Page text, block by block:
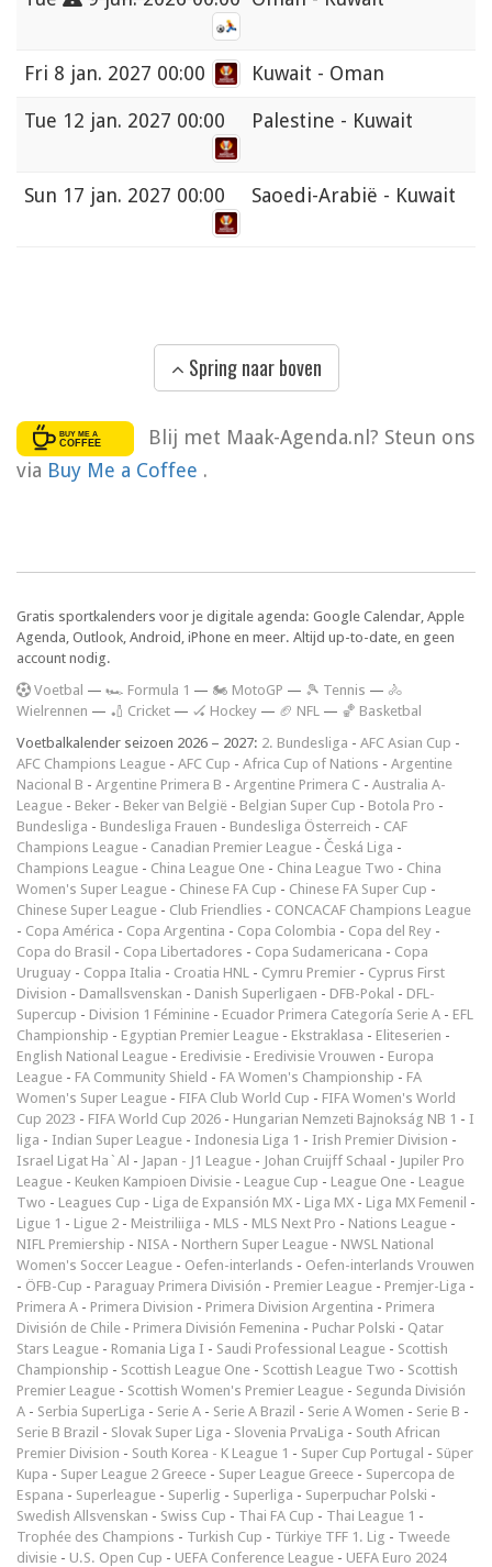
Fri 8 jan. 2027 00:00 Kuwait - Oman
Tue 12 jan. 2027 00:00 Palestine - Kuwait
Sun 17 jan. 2027 00:00 Saoedi-Arabië - Kuwait
Spring naar boven
Blij met Maak-Agenda.nl? Steun ons
via Buy Me a Coffee .
Gratis sportkalenders voor je digitale agenda: Google Calendar, Apple
Agenda, Outlook, Android, iPhone en meer. Altijd up-to-date, en geen
account nodig.
Voetbal — 🏎️ Formula 1 — 🏍 MotoGP — 🎾 Tennis — 🚴
Wielrennen — 🏏 Cricket — 🏑 Hockey — 🏈 NFL — 🏀 Basketbal
Voetbalkalender seizoen 2026 – 2027: 2. Bundesliga - AFC Asian Cup -
AFC Champions League - AFC Cup - Africa Cup of Nations - Argentine
Nacional B - Argentine Primera B - Argentine Primera C - Australia A-
League - Beker - Beker van België - Belgian Super Cup - Botola Pro -
Bundesliga - Bundesliga Frauen - Bundesliga Österreich - CAF
Champions League - Canadian Premier League - Česká Liga -
Champions League - China League One - China League Two - China
Women's Super League - Chinese FA Cup - Chinese FA Super Cup -
Chinese Super League - Club Friendlies - CONCACAF Champions League
- Copa América - Copa Argentina - Copa Colombia - Copa del Rey -
Copa do Brasil - Copa Libertadores - Copa Sudamericana - Copa
Uruguay - Coppa Italia - Croatia HNL - Cymru Premier - Cyprus First
Division - Damallsvenskan - Danish Superligaen - DFB-Pokal - DFL-
Supercup - Division 1 Féminine - Ecuador Primera Categoría Serie A - EFL
Championship - Egyptian Premier League - Ekstraklasa - Eliteserien -
English National League - Eredivisie - Eredivisie Vrouwen - Europa
League - FA Community Shield - FA Women's Championship - FA
Women's Super League - FIFA Club World Cup - FIFA Women's World
Cup 2023 - FIFA World Cup 2026 - Hungarian Nemzeti Bajnokság NB 1 - I
liga - Indian Super League - Indonesia Liga 1 - Irish Premier Division -
Israel Ligat Ha`Al - Japan - J1 League - Johan Cruijff Schaal - Jupiler Pro
League - Keuken Kampioen Divisie - League Cup - League One - League
Two - Leagues Cup - Liga de Expansión MX - Liga MX - Liga MX Femenil -
Ligue 1 - Ligue 2 - Meistriliiga - MLS - MLS Next Pro - Nations League -
NIFL Premiership - NISA - Northern Super League - NWSL National
Women's Soccer League - Oefen-interlands - Oefen-interlands Vrouwen
- ÖFB-Cup - Paraguay Primera División - Premier League - Premjer-Liga -
Primera A - Primera Division - Primera Division Argentina - Primera
División de Chile - Primera División Femenina - Puchar Polski - Qatar
Stars League - Romania Liga I - Saudi Professional League - Scottish
Championship - Scottish League One - Scottish League Two - Scottish
Premier League - Scottish Women's Premier League - Segunda División
A - Serbia SuperLiga - Serie A - Serie A Brazil - Serie A Women - Serie B -
Serie B Brazil - Slovak Super Liga - Slovenia PrvaLiga - South African
Premier Division - South Korea - K League 1 - Super Cup Portugal - Süper
Kupa - Super League 2 Greece - Super League Greece - Supercopa de
Espana - Superleague - Superlig - Superliga - Superpuchar Polski -
Swedish Allsvenskan - Swiss Cup - Thai FA Cup - Thai League 1 -
Trophée des Champions - Turkish Cup - Türkiye TFF 1. Lig - Tweede
divisie - U.S. Open Cup - UEFA Conference League - UEFA Euro 2024